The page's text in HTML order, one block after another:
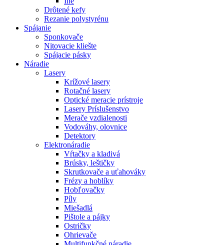
Drôtené kefy
Rezanie polystyrénu
Spájanie
Sponkovače
Nitovacie kliešte
Spájacie pásky
Náradie
Lasery
Krížové lasery
Rotačné lasery
Optické meracie prístroje
Lasery Príslušenstvo
Merače vzdialenosti
Vodováhy, olovnice
Detektory
Elektronáradie
Vŕtačky a kladivá
Brúsky, leštičky
Skrutkovače a uťahováky
Frézy a hoblíky
Hobľovačky
Píly
Miešadlá
Pištole a pájky
Ostričky
Ohrievače